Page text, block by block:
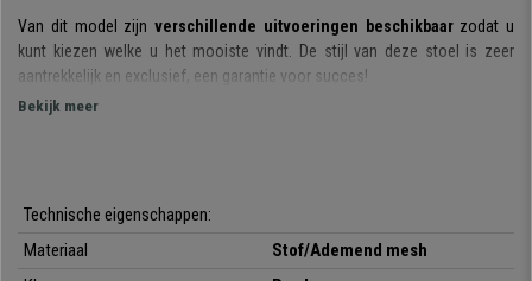
Van dit model zijn verschillende uitvoeringen beschikbaarzodat u
kunt kiezen welke u het mooiste vindt. De stijl van deze stoel is zeer
aantrekkelijk en exclusief, een garantie voor succes!
De rugleuning is gemaakt van ademend mesh en heeft een
verstelbaar , ideaal om op een comfortabele en gemakkelijke manier een
optimale lichaamshouding te behouden.
Bekijk meer
Technische eigenschappen:
Materiaal
Stof/Ademend mesh